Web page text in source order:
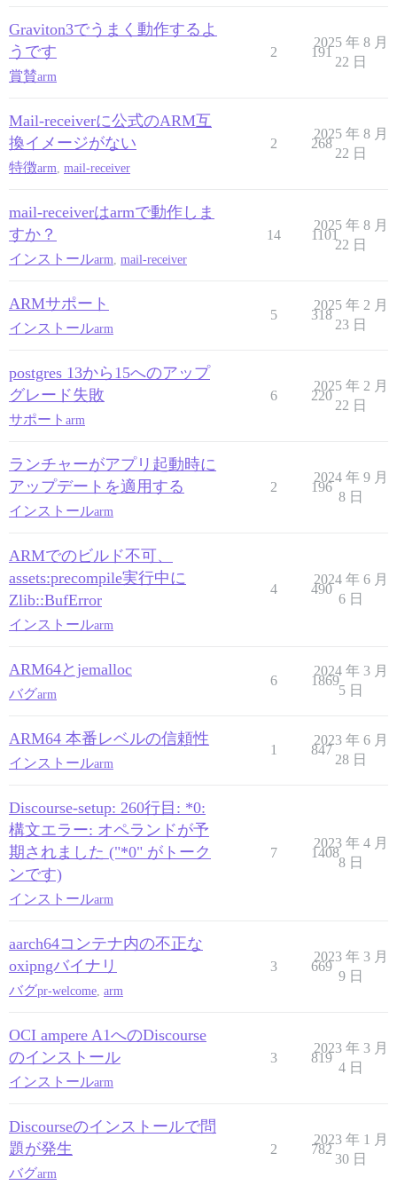
Graviton3でうまく動作するよ
うです
賞賛arm
2 191
2025 年 8 月
22 日
Mail-receiverに公式のARM互
換イメージがない
特徴arm mail-receiver
2 268
2025 年 8 月
22 日
mail-receiverはarmで動作しま
すか？
インストールarm mail-receiver
14 1101
2025 年 8 月
22 日
ARMサポート
インストールarm
5 318
2025 年 2 月
23 日
postgres 13から15へのアップ
グレード失敗
サポート arm
6 220
2025 年 2 月
22 日
ランチャーがアプリ起動時に
アップデートを適用する
インストールarm
2 196
2024 年 9 月
8 日
ARMでのビルド不可、
assets:precompile実行中に
Zlib::BufError
インストールarm
4 490
2024 年 6 月
6 日
ARM64とjemalloc
バグarm
6 1869
2024 年 3 月
5 日
ARM64 本番レベルの信頼性
インストールarm
1 847
2023 年 6 月
28 日
Discourse-setup: 260行目: *0:
構文エラー: オペランドが予
期されました ("*0" がトーク
ンです)
インストールarm
7 1408
2023 年 4 月
8 日
aarch64コンテナ内の不正な
oxipngバイナリ
バグpr-welcome arm
3 669
2023 年 3 月
9 日
OCI ampere A1へのDiscourse
のインストール
インストールarm
3 819
2023 年 3 月
4 日
Discourseのインストールで問
題が発生
バグarm
2 782
2023 年 1 月
30 日